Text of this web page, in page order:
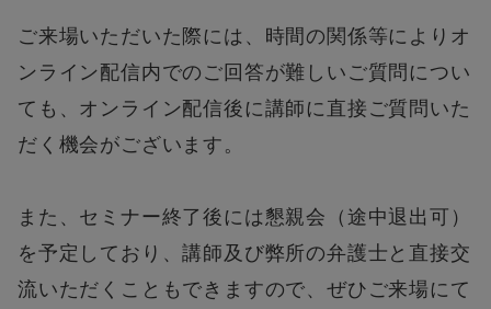
ご来場いただいた際には、時間の関係等によりオ
ンライン配信内でのご回答が難しいご質問につい
ても、オンライン配信後に講師に直接ご質問いた
だく機会がございます。
また、セミナー終了後には懇親会（途中退出可）
を予定しており、講師及び弊所の弁護士と直接交
流いただくこともできますので、ぜひご来場にて